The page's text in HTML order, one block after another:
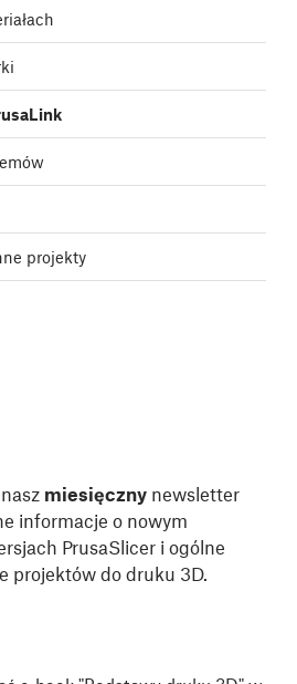
projekty
miesięczny newsletter
informacje o nowym
PrusaSlicer i ogólne
projektów do druku 3D.